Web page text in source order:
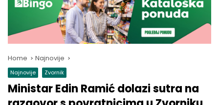
Home Najnovije
Najnovije Zvornik
Ministar Edin Ramić dolazi sutra na